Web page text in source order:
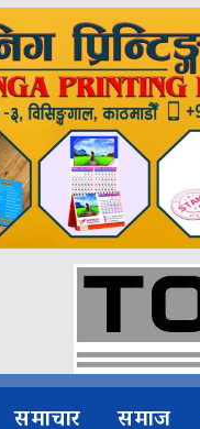
समाचार समाज